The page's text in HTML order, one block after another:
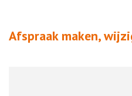
Afspraak maken,